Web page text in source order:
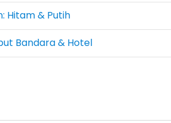
Hitam & Putih
Bandara & Hotel